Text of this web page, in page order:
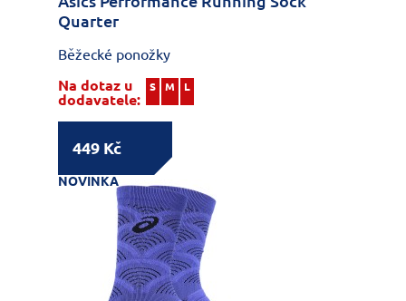
Quarter
Běžecké ponožky
Na dotaz u
dodavatele:
S M L
449 Kč
NOVINKA